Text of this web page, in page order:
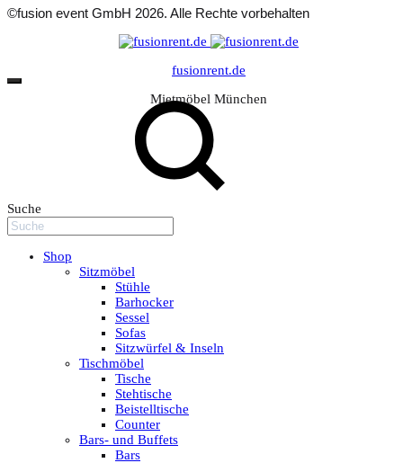
©fusion event GmbH 2026. Alle Rechte vorbehalten
fusionrent.de
Mietmöbel München
Suche
Shop
Sitzmöbel
Stühle
Barhocker
Sessel
Sofas
Sitzwürfel & Inseln
Tischmöbel
Tische
Stehtische
Beistelltische
Counter
Bars- und Buffets
Bars